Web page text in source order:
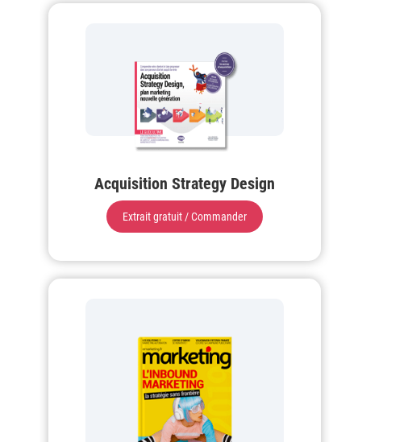
Acquisition Strategy Design
Extrait gratuit / Commander